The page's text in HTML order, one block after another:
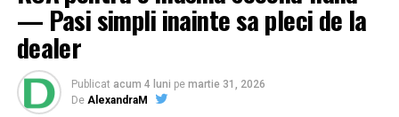
Sale Margareta, Custodele Coroanei României, a
Alteței Sale Regale Radu, Principele Consort al
României, alături de
Ahold Delhaize România,Mihai Spulber
Lead Profi,Gabriela Sîrbu
— Pasi simpli inainte sa pleci de la
dealer
Publicat acum 4 luni pe martie 31, 2026
De AlexandraM